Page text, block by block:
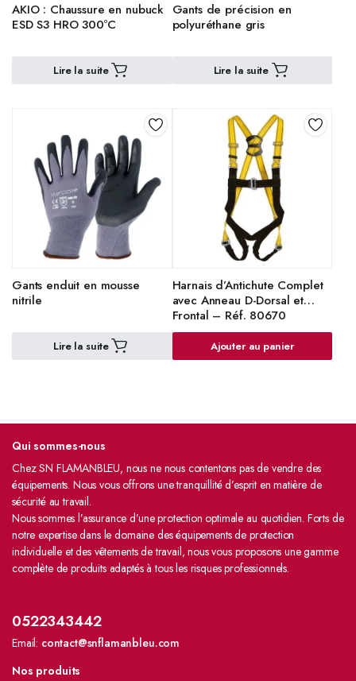
AKIO : Chaussure en nubuck
ESD S3 HRO 300ºC
Lire la suite
Gants de précision en
polyuréthane gris
Lire la suite
Gants enduit en mousse
nitrile
Lire la suite
Harnais d’Antichute Complet
avec Anneau D-Dorsal et
Frontal – Réf. 80670
Ajouter au panier
Qui sommes-nous
Chez SN FLAMANBLEU, nous ne nous contentons pas de vendre des
équipements. Nous vous offrons une tranquillité d’esprit en matière de
sécurité au travail.
Nous sommes l’assurance d’une protection optimale au quotidien. Forts de
notre expertise dans le domaine des équipements de protection
individuelle et des vêtements de travail, nous vous proposons une gamme
complète de produits adaptés à tous les risques professionnels.
0522343442
Email: contact@snflamanbleu.com
Nos produits